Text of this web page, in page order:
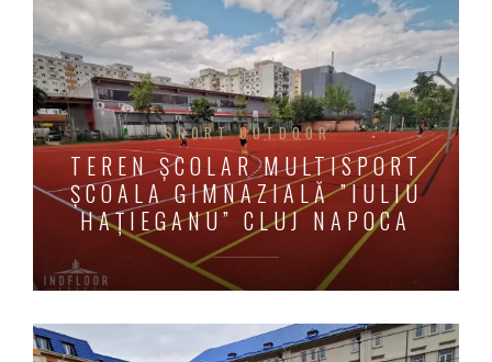
SPORT OUTDOOR
TEREN ȘCOLAR MULTISPORT
ȘCOALA GIMNAZIALĂ ”IULIU
HAȚIEGANU” CLUJ NAPOCA